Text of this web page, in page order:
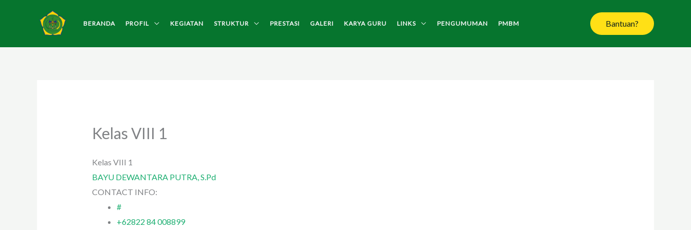
BERANDA PROFIL KEGIATAN STRUKTUR PRESTASI GALERI KARYA GURU LINKS PENGUMUMAN PMBM Bantuan?
Kelas VIII 1
Kelas VIII 1
BAYU DEWANTARA PUTRA, S.Pd
CONTACT INFO:
#
+62822 84 008899